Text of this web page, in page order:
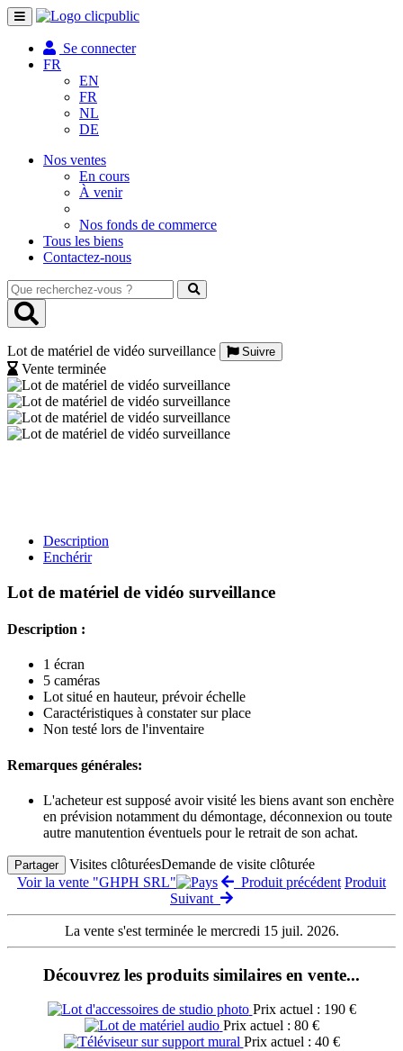
Toggle
navigation
Se connecter
FR
EN
FR
NL
DE
Nos ventes
En cours
À venir
Nos fonds de commerce
Tous les biens
Contactez-nous
Que
recherchez-
vous
Lot de matériel de vidéo surveillance
Suivre
Vente terminée
Description
Enchérir
Lot de matériel de vidéo surveillance
Description :
1 écran
5 caméras
Lot situé en hauteur, prévoir échelle
Caractéristiques à constater sur place
Non testé lors de l'inventaire
Remarques générales:
L'acheteur est supposé avoir visité les biens avant son enchère
en prévision notamment du démontage, déconnexion ou toute
autre manutention éventuels pour le retrait de son achat.
Partager Visites clôturéesDemande de visite clôturée
Voir la vente "GHPH SRL"
Produit précédent Produit
Suivant
La vente s'est terminée le mercredi 15 juil. 2026.
Découvrez les produits similaires en vente...
Prix actuel : 190 €
Prix actuel : 80 €
Prix actuel : 40 €